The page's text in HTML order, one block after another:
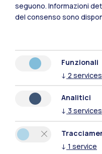
Le sedi della scuola
Milano Leonardo
Lecco
seguono. Informazioni
del consenso sono
Funzionali
↓ 2 services
Analitici
↓ 3 services
↓ 1 service